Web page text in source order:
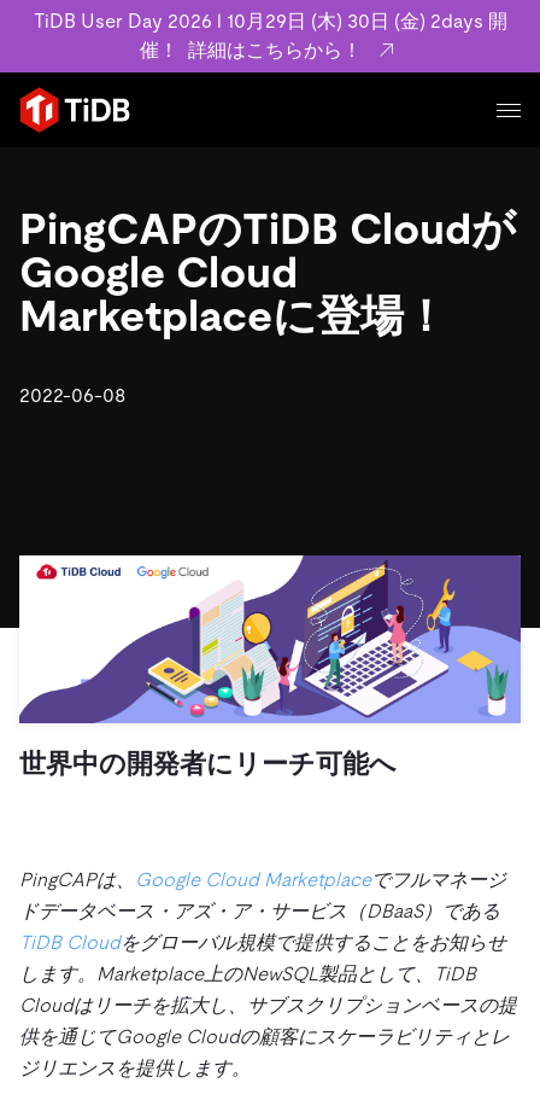
TiDB User Day 2026 l 10月29日 (木) 30日 (金) 2days 開
催！
詳細はこちらから！
プロダクト
MySQL互換の分散データベースで高可用性と水平スケー
ラビリティを備え大規模データをリアルタイムで処理でき
ます。
詳細はこちら
プラン
エコシステム
TiKV
OSS Insight
ユースケース
事例記事
お客様事例やユーザーによる検証結果の記事などを紹介し
ユースケース
運用インテリジェンスの活用
MySQLワークロードの近代化
Build GenAI Applications
リソース
ブログ
イベント
Developer Hub
Discord Community
PingCAP University
TiDB Labs 認定資格試験
会社概要
す。
お客様のデータの機密性、可用性、安全性について紹介し
会社概要
お問い合わせ
TiDB
開発者ガイド
無料で始める
PingCAPのTiDB Cloudが
Google Cloud
Marketplaceに登場！
2022-06-08
世界中の開発者にリーチ可能へ
PingCAPは、 Google Cloud Marketplaceでフルマネージ
ドデータベース・アズ・ア・サービス（DBaaS）である
TiDB Cloudをグローバル規模で提供することをお知らせ
します。Marketplace上のNewSQL製品として、TiDB
Cloudはリーチを拡大し、サブスクリプションベースの提
供を通じてGoogle Cloudの顧客にスケーラビリティとレ
ジリエンスを提供します。